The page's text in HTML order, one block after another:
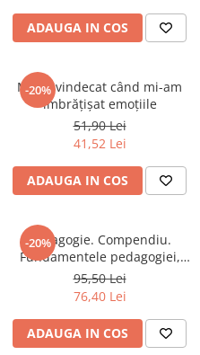
ADAUGA IN COS
-20%
M-am vindecat când mi-am
îmbrățișat emoțiile
51,90 Lei
41,52 Lei
ADAUGA IN COS
-20%
Pedagogie. Compendiu.
Fundamentele pedagogiei,
teoria si metodologia
curriculumului, teoria si
metodologia instruirii, teoria
si metodologia evaluarii,
problematica educatiei
95,50 Lei
76,40 Lei
ADAUGA IN COS